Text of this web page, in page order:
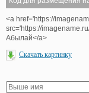
<a href='https://
src='https://
Абылай</a>
Скачать картинку